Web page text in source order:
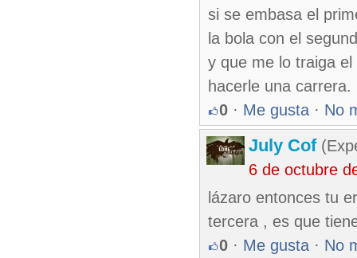
si se embasa el
la bola con el
y que me lo traiga
hacerle una
0 · Me gusta · No
July Cof
6 de octubre
lázaro entonces tu
tercera , es que
0 · Me gusta · No